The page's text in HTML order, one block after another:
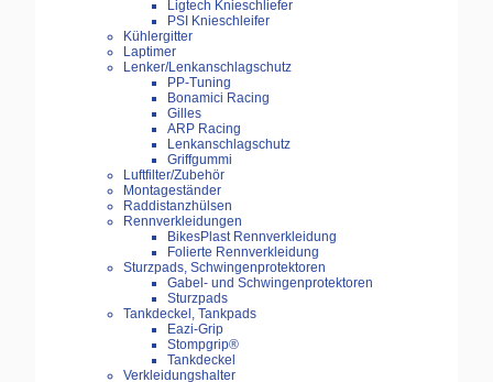
Ligtech Knieschliefer
PSI Knieschleifer
Kühlergitter
Laptimer
Lenker/Lenkanschlagschutz
PP-Tuning
Bonamici Racing
Gilles
ARP Racing
Lenkanschlagschutz
Griffgummi
Luftfilter/Zubehör
Montageständer
Raddistanzhülsen
Rennverkleidungen
BikesPlast Rennverkleidung
Folierte Rennverkleidung
Sturzpads, Schwingenprotektoren
Gabel- und Schwingenprotektoren
Sturzpads
Tankdeckel, Tankpads
Eazi-Grip
Stompgrip®
Tankdeckel
Verkleidungshalter